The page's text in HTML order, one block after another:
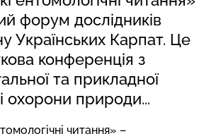
форум дослідників
Українських Карпат. Це
конференція з
та прикладної
охорони природи...
читання» –